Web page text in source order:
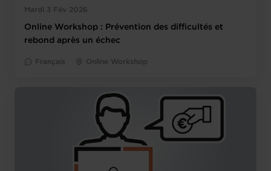
Mardi 3 Fév 2026
Online Workshop : Prévention des difficultés et
rebond après un échec
Français Online Workshop